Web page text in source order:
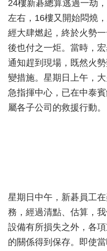
24樓新碁總算逃過一劫
左右，16樓又開始悶燒
經大肆燃起，終於火勢
後也付之一炬。當時，
通知趕到現場，既然火
變措施。星期日上午，
急指揮中心，已在中泰
屬各子公司的救援行動。
星期日中午，新碁員工
務，經過清點、估算，
設備有所損失之外，各
的關係得到保存。即使